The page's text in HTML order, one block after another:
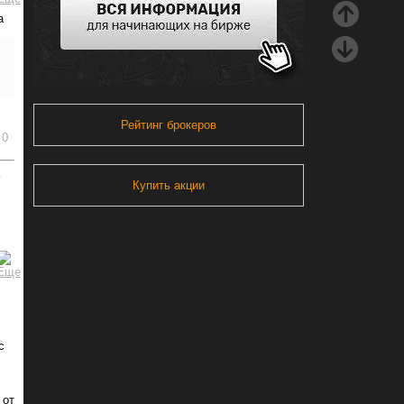
0
Рейтинг брокеров
Купить акции